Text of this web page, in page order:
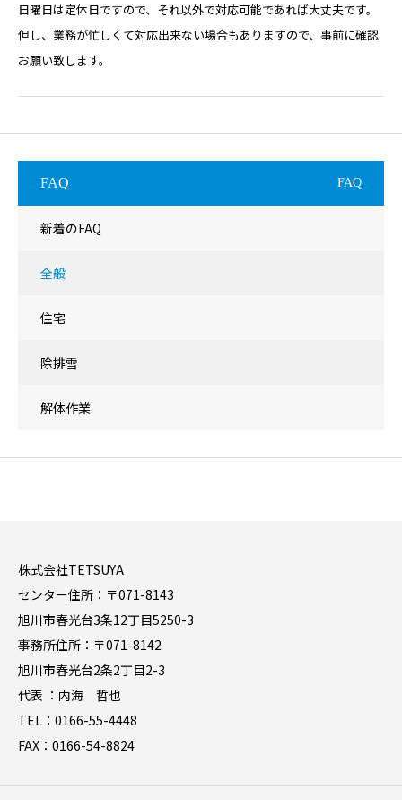
日曜日は定休日ですので、それ以外で対応可能であれば大丈夫です。
但し、業務が忙しくて対応出来ない場合もありますので、事前に確認
お願い致します。
FAQ FAQ
新着のFAQ
全般
住宅
除排雪
解体作業
株式会社TETSUYA
センター住所：〒071-8143
旭川市春光台3条12丁目5250-3
事務所住所：〒071-8142
旭川市春光台2条2丁目2-3
代表 ：内海 哲也
TEL：0166-55-4448
FAX：0166-54-8824